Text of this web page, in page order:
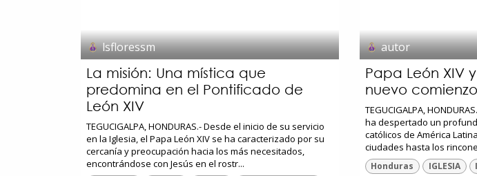
lsfloressm
La misión: Una mística que
predomina en el Pontificado de
León XIV
TEGUCIGALPA, HONDURAS.- Desde el inicio de su servicio
en la Iglesia, el Papa León XIV se ha caracterizado por su
cercanía y preocupación hacia los más necesitados,
encontrándose con Jesús en el rostr...
autor
Papa León XIV
nuevo comienzo
TEGUCIGALPA,
ha despertado un
católicos de América
ciudades hasta los
Honduras IGLESIA